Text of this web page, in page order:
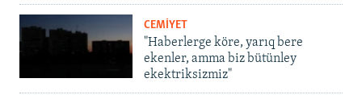
CEMİYET
"Haberlerge köre, yarıq bere
ekenler, amma biz bütünley
ekektriksizmiz"